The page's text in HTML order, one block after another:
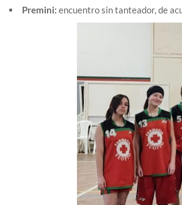
Premini: encuentro sin tanteador, de